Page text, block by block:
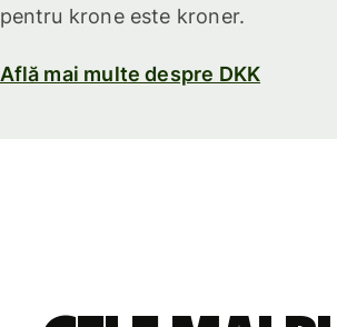
pentru krone este kroner.
Află mai multe despre DKK